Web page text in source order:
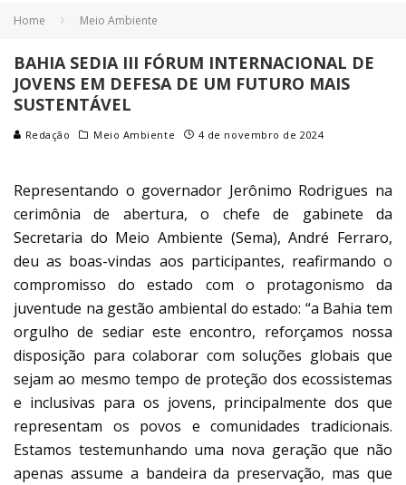
Home Meio Ambiente
BAHIA SEDIA III FÓRUM INTERNACIONAL DE
JOVENS EM DEFESA DE UM FUTURO MAIS
SUSTENTÁVEL
Redação Meio Ambiente 4 de novembro de 2024
Representando o governador Jerônimo Rodrigues na
cerimônia de abertura, o chefe de gabinete da
Secretaria do Meio Ambiente (Sema), André Ferraro,
deu as boas-vindas aos participantes, reafirmando o
compromisso do estado com o protagonismo da
juventude na gestão ambiental do estado: “a Bahia tem
orgulho de sediar este encontro, reforçamos nossa
disposição para colaborar com soluções globais que
sejam ao mesmo tempo de proteção dos ecossistemas
e inclusivas para os jovens, principalmente dos que
representam os povos e comunidades tradicionais.
Estamos testemunhando uma nova geração que não
apenas assume a bandeira da preservação, mas que